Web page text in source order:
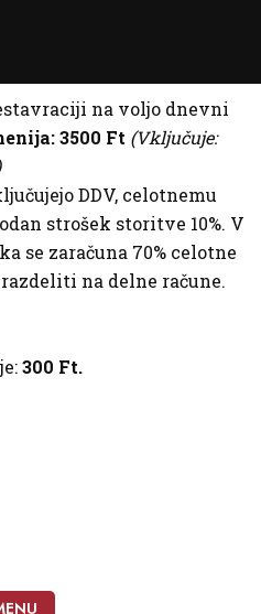
na voljo dnevni
3500 Ft (Vključuje:
DDV, celotnemu
strošek storitve 10%. V
se zaračuna 70% celotne
na delne račune.
300 Ft.